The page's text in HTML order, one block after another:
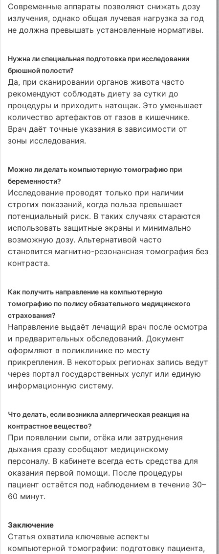
Современные аппараты позволяют снижать дозу
излучения, однако общая лучевая нагрузка за год
не должна превышать установленные нормативы.
Нужна ли специальная подготовка при исследовании
брюшной полости?
Да, при сканировании органов живота часто
рекомендуют соблюдать диету за сутки до
процедуры и приходить натощак. Это уменьшает
количество артефактов от газов в кишечнике.
Врач даёт точные указания в зависимости от
зоны исследования.
Можно ли делать компьютерную томографию при
беременности?
Исследование проводят только при наличии
строгих показаний, когда польза превышает
потенциальный риск. В таких случаях стараются
использовать защитные экраны и минимально
возможную дозу. Альтернативой часто
становится магнитно-резонансная томография без
контраста.
Как получить направление на компьютерную
томографию по полису обязательного медицинского
страхования?
Направление выдаёт лечащий врач после осмотра
и предварительных обследований. Документ
оформляют в поликлинике по месту
прикрепления. В некоторых регионах запись ведут
через портал государственных услуг или единую
информационную систему.
Что делать, если возникла аллергическая реакция на
контрастное вещество?
При появлении сыпи, отёка или затруднения
дыхания сразу сообщают медицинскому
персоналу. В кабинете всегда есть средства для
оказания первой помощи. После процедуры
пациент остаётся под наблюдением в течение 30–
60 минут.
Заключение
Статья охватила ключевые аспекты
компьютерной томографии: подготовку пациента,